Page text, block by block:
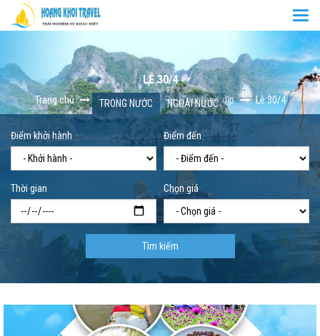
LỄ 30/4
Trang chủ Tour trong nước Tour theo dịp Lễ 30/4
TRONG NƯỚC NGOÀI NƯỚC
Điểm khởi hành Điểm đến
Thời gian Chọn giá
Tìm kiếm